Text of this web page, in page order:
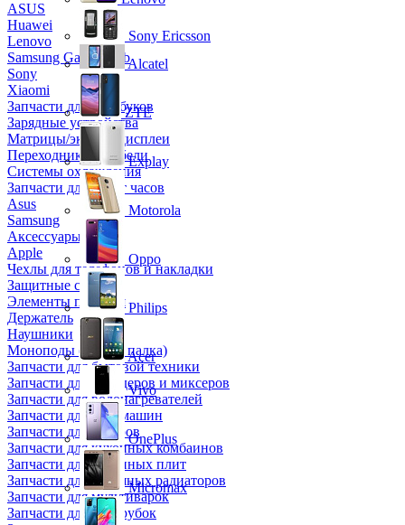
ASUS
Huawei
Lenovo
Samsung Galaxy Tab
Sony
Xiaomi
Запчасти для ноутбуков
Зарядные устройства
Матрицы/экраны/дисплеи
Переходники и кабели
Системы охлаждения
Запчасти для смарт часов
Asus
Samsung
Аксессуары
Apple
Чехлы для телефонов и накладки
Защитные стекла
Элементы питания
Держатель
Наушники
Моноподы (Селфи палка)
Запчасти для бытовой техники
Запчасти для блендеров и миксеров
Запчасти для водонагревателей
Запчасти для кофемашин
Запчасти для кулеров
Запчасти для кухонных комбаинов
Запчасти для кухонных плит
Запчасти для масляных радиаторов
Запчасти для мультиварок
Запчасти для мясорубок
Sony Ericsson
Alcatel
ZTE
Explay
Motorola
Oppo
Philips
Acer
Vivo
OnePlus
Micromax